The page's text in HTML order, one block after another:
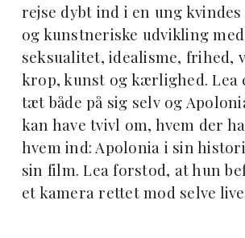
rejse dybt ind i en ung
og kunstneriske udvikling
seksualitet, idealisme, frihed,
krop, kunst og kærlighed. Lea
tæt både på sig selv og
kan have tvivl om, hvem der
hvem ind: Apolonia i sin
sin film. Lea forstod, at hun
et kamera rettet mod selve